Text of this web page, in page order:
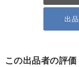
出
この出品者の評価